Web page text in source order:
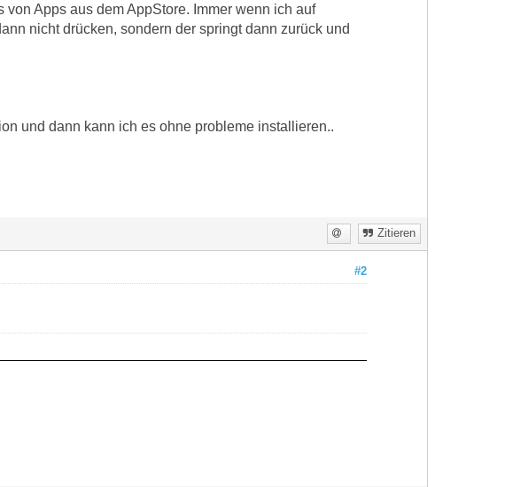
Apps aus dem AppStore. Immer wenn ich auf
nicht drücken, sondern der springt dann zurück und
und dann kann ich es ohne probleme installieren..
Zitieren
#2